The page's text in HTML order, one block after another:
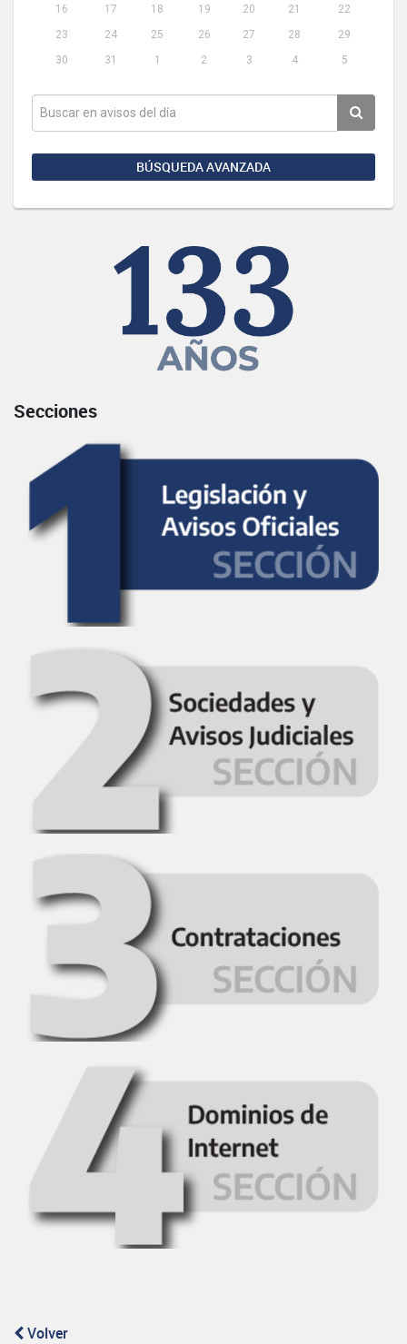
16
17 18 19 20 21
22
23
24 25 26 27 28
29
30
31 1 2 3 4 5
BÚSQUEDA AVANZADA
Secciones
Volver